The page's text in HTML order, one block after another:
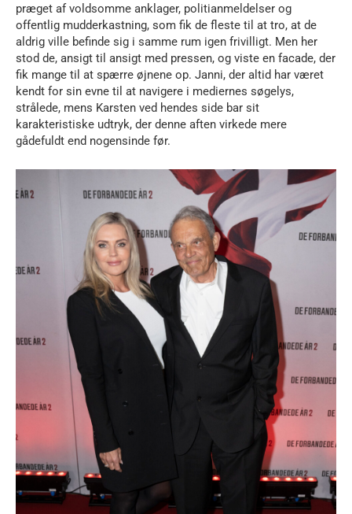
præget af voldsomme anklager, politianmeldelser og
offentlig mudderkastning, som fik de fleste til at tro, at de
aldrig ville befinde sig i samme rum igen frivilligt. Men her
stod de, ansigt til ansigt med pressen, og viste en facade, der
fik mange til at spærre øjnene op. Janni, der altid har været
kendt for sin evne til at navigere i mediernes søgelys,
strålede, mens Karsten ved hendes side bar sit
karakteristiske udtryk, der denne aften virkede mere
gådefuldt end nogensinde før.